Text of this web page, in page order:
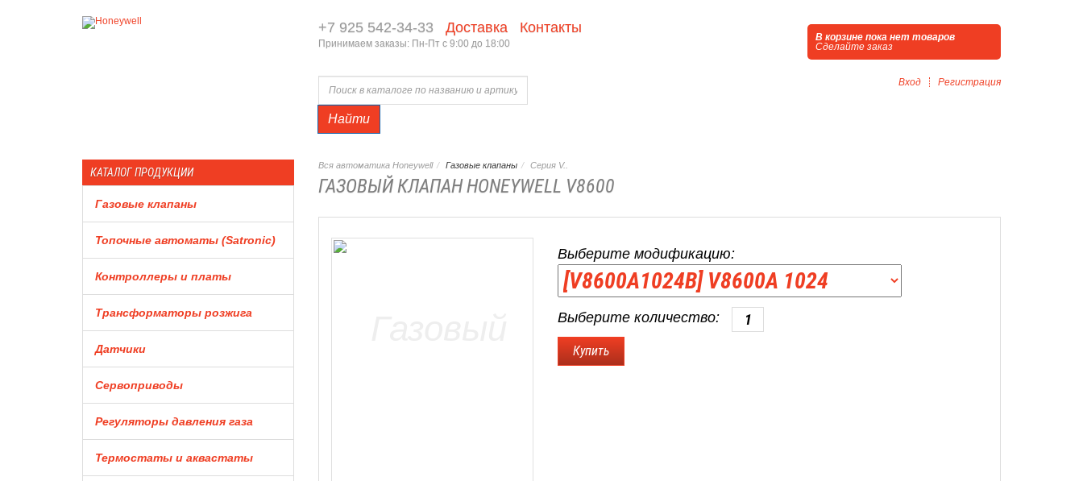
+7 925 542-34-33 Доставка Контакты
Принимаем заказы: Пн-Пт с 9:00 до 18:00
В корзине пока нет товаров
Сделайте заказ
Найти
Вход Регистрация
КАТАЛОГ ПРОДУКЦИИ
Газовые клапаны
Топочные автоматы (Satronic)
Контроллеры и платы
Трансформаторы розжига
Датчики
Сервоприводы
Регуляторы давления газа
Термостаты и аквастаты
Вся автоматика Honeywell Газовые клапаны Серия V..
ГАЗОВЫЙ КЛАПАН HONEYWELL V8600
Выберите модификацию:
Выберите количество: